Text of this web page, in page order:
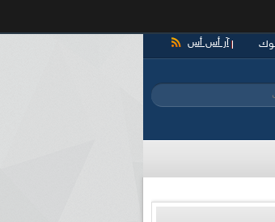
آر أس أس
البحث